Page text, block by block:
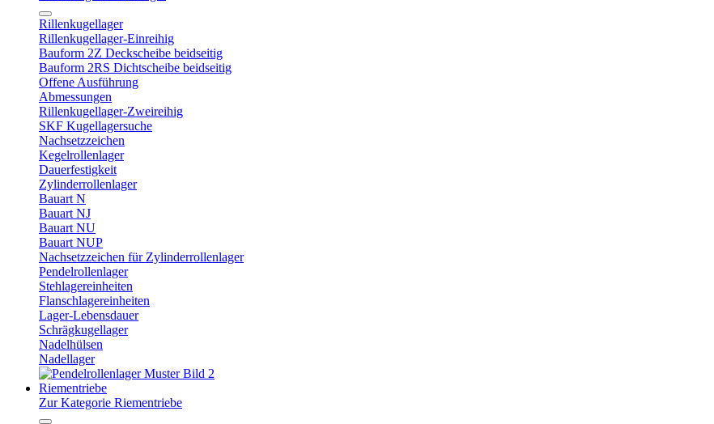
Rillenkugellager
Rillenkugellager-Einreihig
Bauform 2Z Deckscheibe beidseitig
Bauform 2RS Dichtscheibe beidseitig
Offene Ausführung
Abmessungen
Rillenkugellager-Zweireihig
SKF Kugellagersuche
Nachsetzzeichen
Kegelrollenlager
Dauerfestigkeit
Zylinderrollenlager
Bauart N
Bauart NJ
Bauart NU
Bauart NUP
Nachsetzzeichen für Zylinderrollenlager
Pendelrollenlager
Stehlagereinheiten
Flanschlagereinheiten
Lager-Lebensdauer
Schrägkugellager
Nadelhülsen
Nadellager
Riementriebe
Zur Kategorie Riementriebe